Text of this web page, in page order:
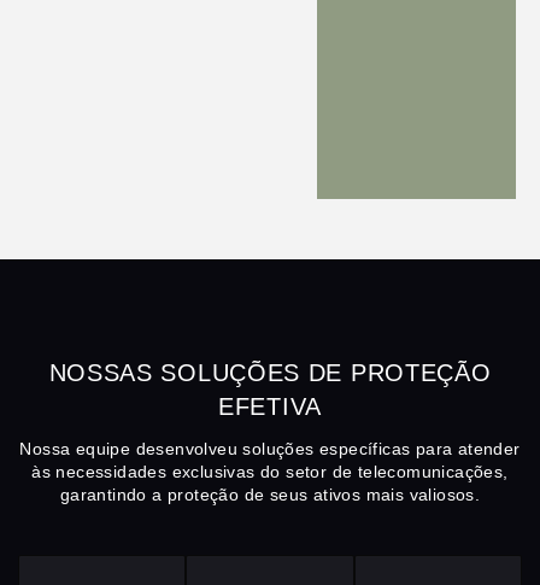
NOSSAS SOLUÇÕES DE PROTEÇÃO
EFETIVA
Nossa equipe desenvolveu soluções específicas para atender
às necessidades exclusivas do setor de telecomunicações,
garantindo a proteção de seus ativos mais valiosos.